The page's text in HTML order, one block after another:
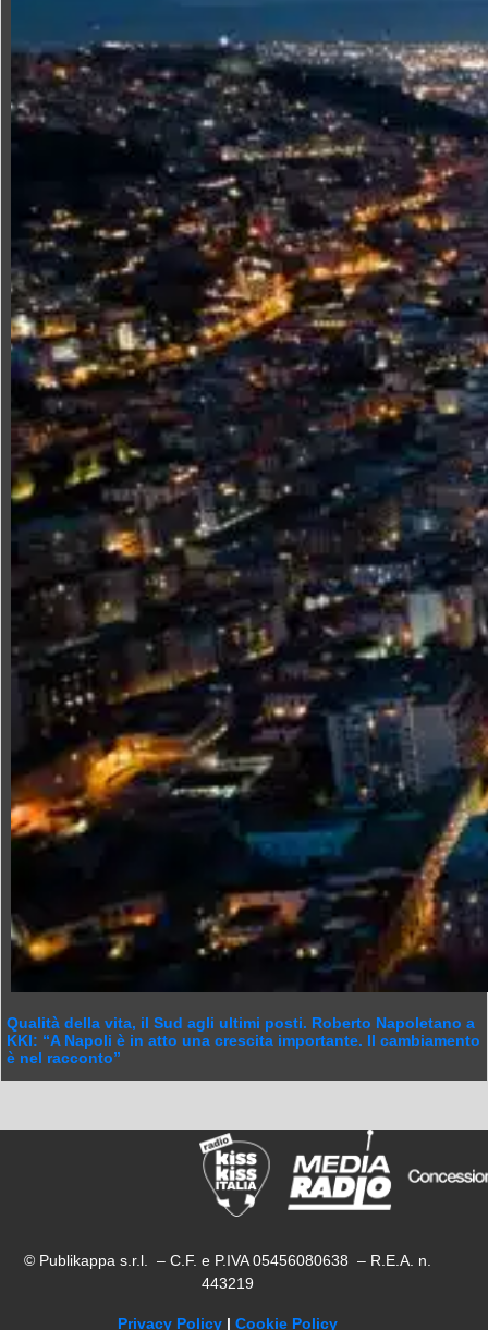
Qualità della vita, il Sud agli ultimi posti. Roberto Napoletano a
KKI: “A Napoli è in atto una crescita importante. Il cambiamento
è nel racconto”
© Publikappa s.r.l. – C.F. e P.IVA 05456080638 – R.E.A. n.
443219
Privacy Policy | Cookie Policy